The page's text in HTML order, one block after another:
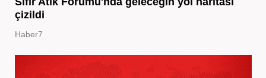
çizildi
Haber7